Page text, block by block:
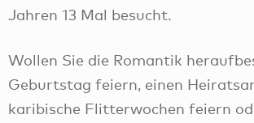
Jahren 13 Mal besucht.
Wollen Sie die Romantik
Geburtstag feiern, einen
karibische Flitterwochen feiern